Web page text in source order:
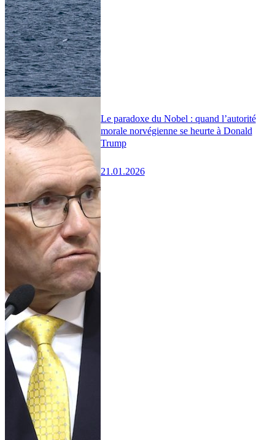
Le paradoxe du Nobel : quand l’autorité
morale norvégienne se heurte à Donald
Trump
21.01.2026